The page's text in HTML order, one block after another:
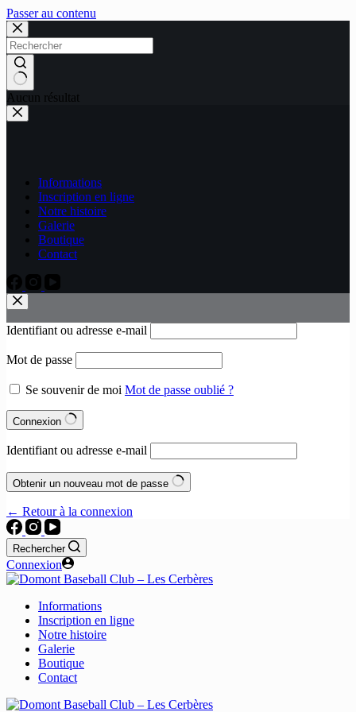
Passer au contenu
Aucun résultat
Informations
Inscription en ligne
Notre histoire
Galerie
Boutique
Contact
Identifiant ou adresse e-mail
Mot de passe
Se souvenir de moi Mot de passe oublié ?
Connexion
Identifiant ou adresse e-mail
Obtenir un nouveau mot de passe
← Retour à la connexion
Rechercher
Connexion
Informations
Inscription en ligne
Notre histoire
Galerie
Boutique
Contact